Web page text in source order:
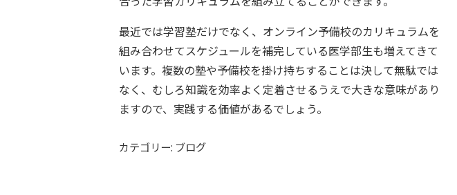
最近では学習塾だけでなく、オンライン予備校のカリキュラムを
組み合わせてスケジュールを補完している医学部生も増えてきて
います。複数の塾や予備校を掛け持ちすることは決して無駄では
なく、むしろ知識を効率よく定着させるうえで大きな意味があり
ますので、実践する価値があるでしょう。
カテゴリー: ブログ